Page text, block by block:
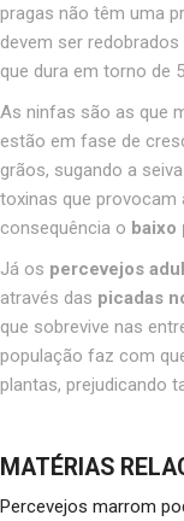
pragas não têm uma
devem ser
que dura em torno de
As ninfas são as que
estão em fase de
grãos, sugando a
toxinas que
consequência o baixo
Já os percevejos
através das picadas
que sobrevive nas
população faz com
plantas, prejudicando
MATÉRIAS
Percevejos marrom